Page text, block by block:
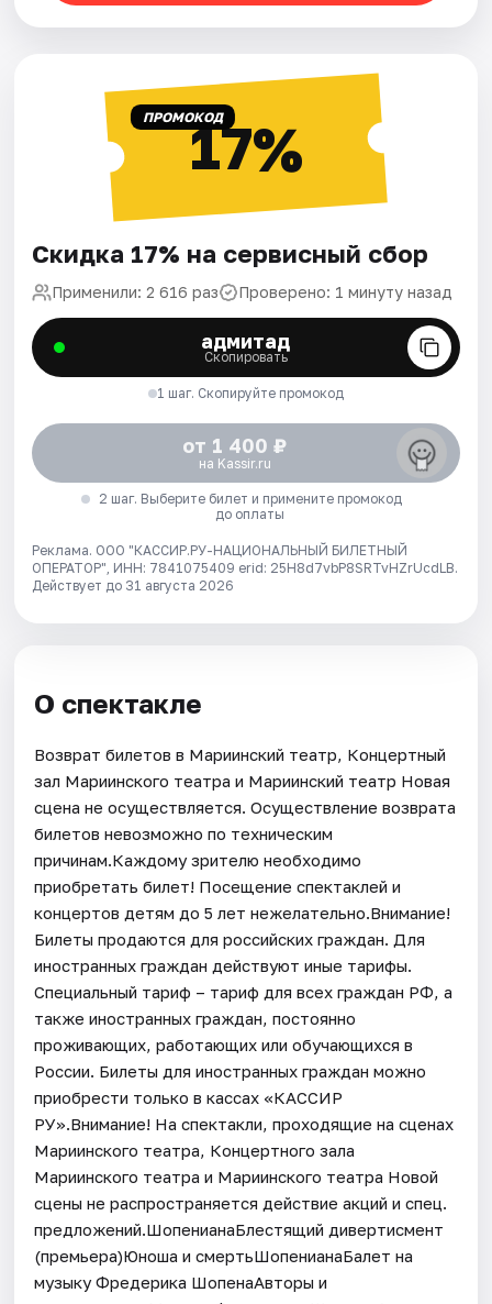
ПРОМОКОД17%
Скидка 17% на сервисный сбор
Применили: 2 616 раз Проверено: 1 минуту назад
адмитад
Скопировать
1 шаг. Скопируйте промокод
от 1 400 ₽
на Kassir.ru
2 шаг. Выберите билет и примените промокод
до оплаты
Реклама. ООО "КАССИР.РУ-НАЦИОНАЛЬНЫЙ БИЛЕТНЫЙ
ОПЕРАТОР", ИНН: 7841075409 erid: 25H8d7vbP8SRTvHZrUcdLB.
Действует до 31 августа 2026
О спектакле
Возврат билетов в Мариинский театр, Концертный
зал Мариинского театра и Мариинский театр Новая
сцена не осуществляется. Осуществление возврата
билетов невозможно по техническим
причинам.Каждому зрителю необходимо
приобретать билет! Посещение спектаклей и
концертов детям до 5 лет нежелательно.Внимание!
Билеты продаются для российских граждан. Для
иностранных граждан действуют иные тарифы.
Специальный тариф – тариф для всех граждан РФ, а
также иностранных граждан, постоянно
проживающих, работающих или обучающихся в
России. Билеты для иностранных граждан можно
приобрести только в кассах «КАССИР
РУ».Внимание! На спектакли, проходящие на сценах
Мариинского театра, Концертного зала
Мариинского театра и Мариинского театра Новой
сцены не распространяется действие акций и спец.
предложений.ШопенианаБлестящий дивертисмент
(премьера)Юноша и смертьШопенианаБалет на
музыку Фредерика ШопенаАвторы и